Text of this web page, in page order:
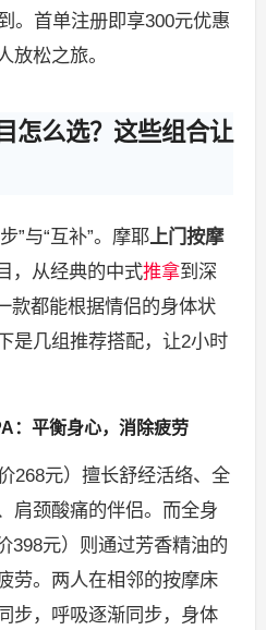
。首单注册即享300元优惠
放松之旅。
怎么选？这些组合让
”与“互补”。摩耶上门按摩
，从经典的中式推拿到深
款都能根据情侣的身体状
是几组推荐搭配，让2小时
：平衡身心，消除疲劳
268元）擅长舒经活络、全
肩颈酸痛的伴侣。而全身
398元）则通过芳香精油的
劳。两人在相邻的按摩床
步，呼吸逐渐同步，身体